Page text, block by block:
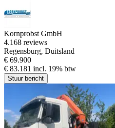
Kornprobst GmbH
4.168 reviews
Regensburg, Duitsland
€ 69.900
€ 83.181 incl. 19% btw
Stuur bericht